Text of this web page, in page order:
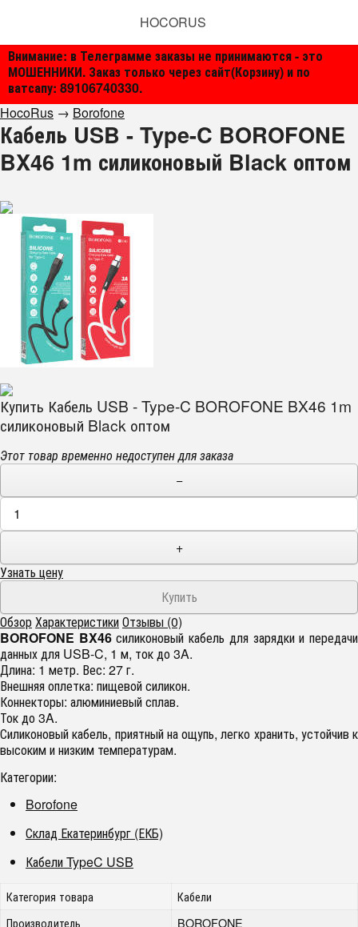
Внимание: в Телеграмме заказы не принимаются - это
МОШЕННИКИ. Заказ только через сайт(Корзину) и по
ватсапу: 89106740330.
HOCORUS
HocoRus → Borofone
Кабель USB - Type-C BOROFONE
BX46 1m силиконовый Black оптом
Купить Кабель USB - Type-C BOROFONE BX46 1m
силиконовый Black оптом
Этот товар временно недоступен для заказа
−
+
Узнать цену
ОбзорХарактеристикиОтзывы (0)
BOROFONE BX46силиконовый кабель для зарядки и передачи
данных для USB-C, 1 м, ток до 3A.
Длина: 1 метр. Вес: 27 г.
Внешняя оплетка: пищевой силикон.
Коннекторы: алюминиевый сплав.
Ток до 3A.
Силиконовый кабель, приятный на ощупь, легко хранить, устойчив к
высоким и низким температурам.
Категории:
Borofone
Склад Екатеринбург (ЕКБ)
Кабели TypeC USB
Категория товара
Кабели
Производитель
BOROFONE